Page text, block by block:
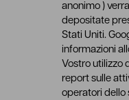
anonimo )
depositate
Stati Uniti.
informazioni
Vostro utilizzo
report sulle
operatori dello